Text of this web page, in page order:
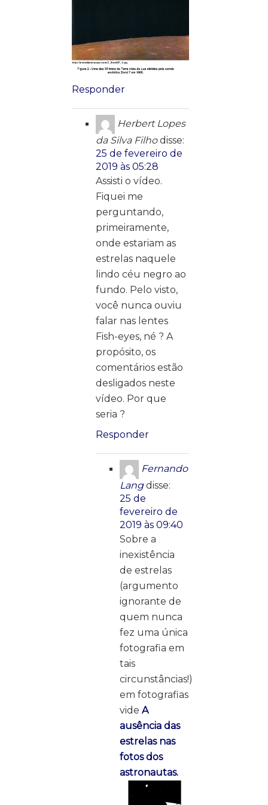
Responder
Herbert Lopes
da Silva Filho disse:
25 de fevereiro de
2019 às 05:28
Assisti o vídeo.
Fiquei me
perguntando,
primeiramente,
onde estariam as
estrelas naquele
lindo céu negro ao
fundo. Pelo visto,
você nunca ouviu
falar nas lentes
Fish-eyes, né ? A
propósito, os
comentários estão
desligados neste
vídeo. Por que
seria ?
Responder
Fernando
Lang disse:
25 de
fevereiro de
2019 às 09:40
Sobre a
inexistência
de estrelas
(argumento
ignorante de
quem nunca
fez uma única
fotografia em
tais
circunstâncias!)
em fotografias
vide A
ausência das
estrelas nas
fotos dos
astronautas.